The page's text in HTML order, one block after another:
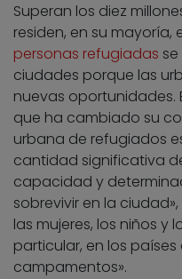
Superan los diez
residen, en su mayoría,
personas refugiadas
ciudades porque las
nuevas oportunidades.
que ha cambiado su
urbana de refugiados
cantidad significativa
capacidad y
sobrevivir en la
las mujeres, los niños y
particular, en los
campamentos».